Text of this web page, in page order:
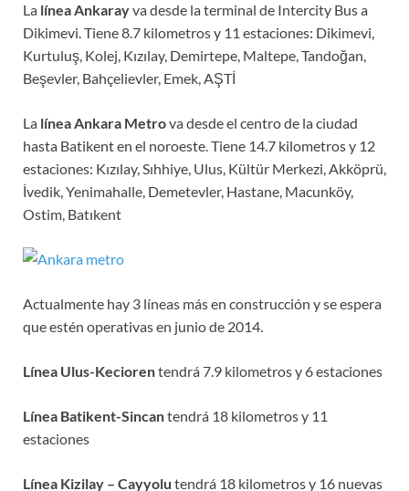
La línea Ankarayva desde la terminal de Intercity Bus a
Dikimevi. Tiene 8.7 kilometros y 11 estaciones: Dikimevi,
Kurtuluş, Kolej, Kızılay, Demirtepe, Maltepe, Tandoğan,
Beşevler, Bahçelievler, Emek, AŞTİ
La línea Ankara Metrova desde el centro de la ciudad
hasta Batikent en el noroeste. Tiene 14.7 kilometros y 12
estaciones: Kızılay, Sıhhiye, Ulus, Kültür Merkezi, Akköprü,
İvedik, Yenimahalle, Demetevler, Hastane, Macunköy,
Ostim, Batıkent
Actualmente hay 3 líneas más en construcción y se espera
que estén operativas en junio de 2014.
Línea Ulus-Keciorentendrá 7.9 kilometros y 6 estaciones
Línea Batikent-Sincantendrá 18 kilometros y 11
estaciones
Línea Kizilay – Cayyolu tendrá 18 kilometros y 16 nuevas